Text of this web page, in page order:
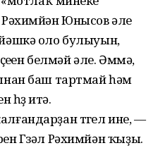
Юнысов әле
оло булыуын,
белмәй әле. Әммә,
баш тартмай һәм
һүҙ итә.
түгел ине, —
Гүзәл Рәхимйән ҡыҙы.